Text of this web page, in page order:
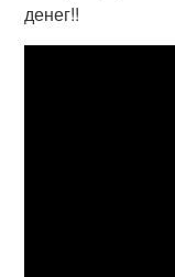
денег!!